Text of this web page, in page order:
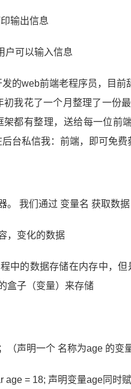
输出信息
户可以输入信息
的web前端老程序员，目前
我花了一个月整理了一份
都有整理，送给每一位前
台私信我：前端，即可免费
我们通过 变量名 获取数据
，变化的数据
中的数据存储在内存中，
盒子（变量）来存储
（声明一个 名称为age 的变量
age = 18; 声明变量age同时